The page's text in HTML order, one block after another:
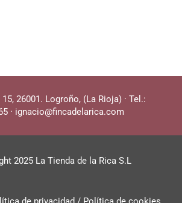
26001. Logroño, (La Rioja)· Tel.:
· ignacio@fincadelarica.com
2025 La Tienda de la Rica S.L